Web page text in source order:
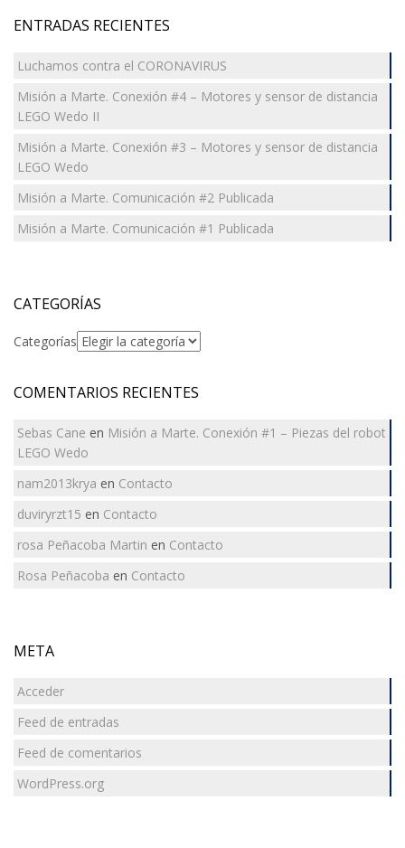
ENTRADAS RECIENTES
Luchamos contra el CORONAVIRUS
Misión a Marte. Conexión #4 – Motores y sensor de distancia
LEGO Wedo II
Misión a Marte. Conexión #3 – Motores y sensor de distancia
LEGO Wedo
Misión a Marte. Comunicación #2 Publicada
Misión a Marte. Comunicación #1 Publicada
CATEGORÍAS
Categorías
COMENTARIOS RECIENTES
Sebas Cane en Misión a Marte. Conexión #1 – Piezas del robot
LEGO Wedo
nam2013krya en Contacto
duviryrzt15 en Contacto
rosa Peñacoba Martin en Contacto
Rosa Peñacoba en Contacto
META
Acceder
Feed de entradas
Feed de comentarios
WordPress.org